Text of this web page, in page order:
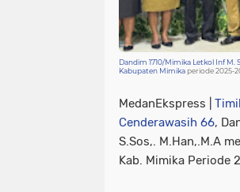
Dandim 1710/Mimika Letkol Inf M.
Kabupaten Mimika periode 2025-
MedanEkspress |
Cenderawasih 66,
S.Sos,. M.Han,.M.A
Kab. Mimika